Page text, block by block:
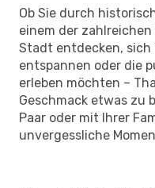
Ob Sie durch
einem der
Stadt entdecken, sich
entspannen oder die
erleben möchten –
Geschmack etwas zu
Paar oder mit Ihrer
unvergessliche